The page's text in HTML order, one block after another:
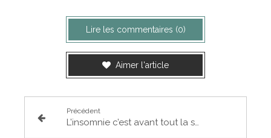
Lire les commentaires (0)
Aimer l'article
Précédent
L’insomnie c’est avant tout la solitude… mais est-ce une fatalité ?